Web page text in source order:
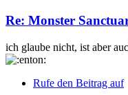
Re: Monster
ich glaube nicht, ist aber
Rufe den Beitrag auf